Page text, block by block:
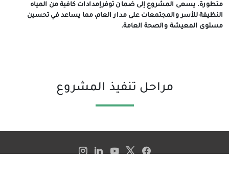
متطورة. يسعى المشروع إلى ضمان توفرإمدادات كافية من المياه
النظيفة للأسر والمجتمعات على مدار العام، مما يساعد في تحسين
مستوى المعيشة والصحة العامة.
مراحل تنفيذ المشروع